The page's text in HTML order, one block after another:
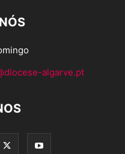
algarve.pt